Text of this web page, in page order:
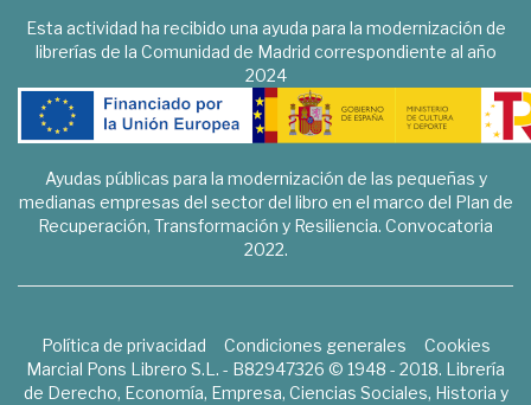
Esta actividad ha recibido una ayuda para la modernización de
librerías de la Comunidad de Madrid correspondiente al año
2024
Ayudas públicas para la modernización de las pequeñas y
medianas empresas del sector del libro en el marco del Plan de
Recuperación, Transformación y Resiliencia. Convocatoria
2022.
Política de privacidad Condiciones generales
Cookies
Marcial Pons Librero S.L. - B82947326 © 1948 - 2018. Librería
de Derecho, Economía, Empresa, Ciencias Sociales, Historia y